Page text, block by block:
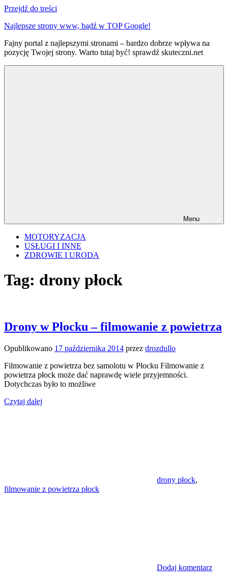
Przejdź do treści
Najlepsze strony www, bądź w TOP Google!
Fajny portal z najlepszymi stronami – bardzo dobrze wpływa na
pozycję Twojej strony. Warto tutaj być! sprawdź skuteczni.net
Menu
MOTORYZACJA
USŁUGI I INNE
ZDROWIE I URODA
Tag: drony płock
Drony w Płocku – filmowanie z powietrza
Opublikowano 17 października 2014 przez drozdullo
Filmowanie z powietrza bez samolotu w Płocku Filmowanie z
powietrza płock może dać naprawdę wiele przyjemności.
Dotychczas było to możliwe
Czytaj dalej
drony płock,
filmowanie z powietrza płock
Dodaj komentarz